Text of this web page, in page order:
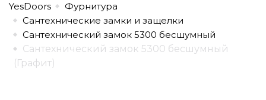
YesDoors
Фурнитура
Сантехнические замки и защелки
Сантехнический замок 5300 бесшумный
Сантехнический замок 5300 бесшумный
(Графит)